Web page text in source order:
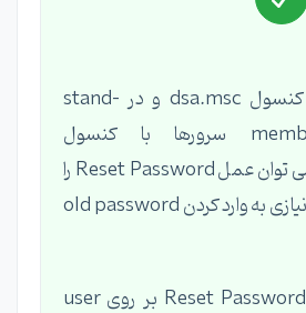
در DC از طریق کنسول dsa.msc و در stand-
alone و member سرورها با کنسول
lusrmgr.msc می توان عمل Reset Password را
انجام داد که دیگه نیازی به وارد کردن old password
برای انجام عمل Reset Password بر روی user